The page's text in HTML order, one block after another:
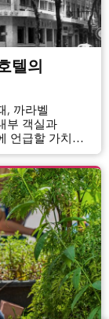
텔의
언급할 가치가
, 특정 연령층의